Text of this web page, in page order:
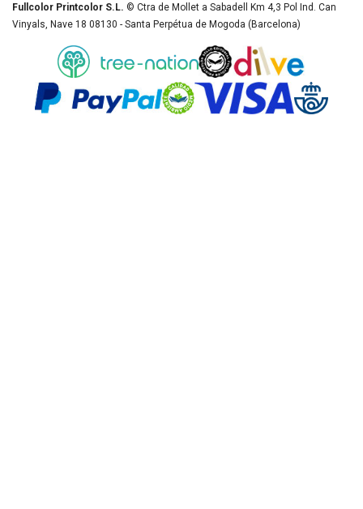
Fullcolor Printcolor S.L. © Ctra de Mollet a Sabadell Km 4,3 Pol Ind. Can
Vinyals, Nave 18 08130 - Santa Perpétua de Mogoda (Barcelona)